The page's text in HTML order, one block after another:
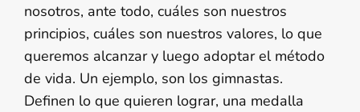
nosotros, ante todo, cuáles son nuestros
principios, cuáles son nuestros valores, lo que
queremos alcanzar y luego adoptar el método
de vida. Un ejemplo, son los gimnastas.
Definen lo que quieren lograr, una medalla